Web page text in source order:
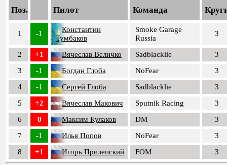
Поз. Пилот Команда
1 -1
Константин
Тумбаков
Smoke Garage
Russia
3
2 +1 Вячеслав Величко Sadblacklie
3
3
-1 Богдан Глоба NoFear
3
4
-1 Сергей Глоба Sadblacklie
3
5
+2 Вячеслав Макович Sputnik Racing
3
6
0 Максим Кулаков DM
3
7
-1 Илья Попов NoFear
3
8
+1 Игорь Прилепский FOM 3